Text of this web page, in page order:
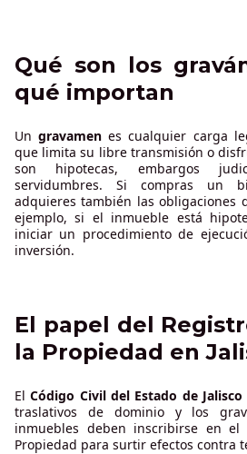
Qué son los
qué importan
Ungravamen es cualquier carga
que limita su libre transmisión o
son hipotecas, embargos
servidumbres. Si compras un
adquieres también las obligaciones
ejemplo, si el inmueble está
iniciar un procedimiento de
inversión.
El papel del
la Propiedad en
ElCódigo Civil del Estado de Jalisco
traslativos de dominio y los
inmuebles deben inscribirse en el
Propiedad para surtir efectos contra